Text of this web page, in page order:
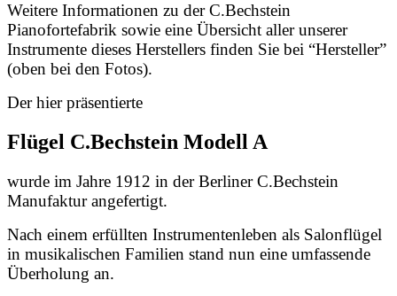
Weitere Informationen zu der C.Bechstein
Pianofortefabrik sowie eine Übersicht aller unserer
Instrumente dieses Herstellers finden Sie bei “Hersteller”
(oben bei den Fotos).
Der hier präsentierte
Flügel C.Bechstein Modell A
wurde im Jahre 1912 in der Berliner C.Bechstein
Manufaktur angefertigt.
Nach einem erfüllten Instrumentenleben als Salonflügel
in musikalischen Familien stand nun eine umfassende
Überholung an.